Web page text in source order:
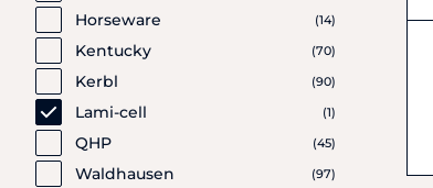
Horseware (14)
Kentucky (70)
Kerbl (90)
Lami-cell (1)
QHP (45)
Waldhausen (97)